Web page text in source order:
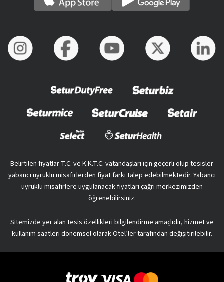
Belirtilen fiyatlar T.C. ve K.K.T.C. vatandaşları için geçerli olup tesisler
yabancı uyruklu misafirlerden fiyat farkı talep edebilmektedir. Yabancı
uyruklu misafirlere uygulanacak fiyatları çağrı merkezimizden
öğrenebilirsiniz.
Sitemizde yer alan tesis özellikleri bilgilendirme amaçlıdır, hizmet ve
kullanım saatleri dönemsel olarak Otel’ler tarafından değişitirilebilir.